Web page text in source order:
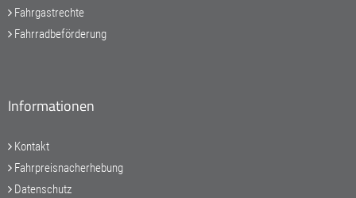
Fahrgastrechte
Fahrradbeförderung
Informationen
Kontakt
Fahrpreisnacherhebung
Datenschutz